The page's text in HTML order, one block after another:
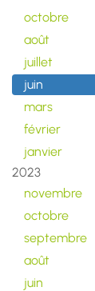
octobre
août
juillet
juin
mars
février
janvier
2023
novembre
octobre
septembre
août
juin